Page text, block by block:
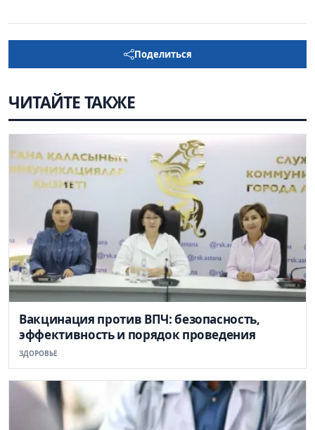
Поделиться
ЧИТАЙТЕ ТАКЖЕ
Вакцинация против ВПЧ: безопасность,
эффективность и порядок проведения
ЗДОРОВЬЕ